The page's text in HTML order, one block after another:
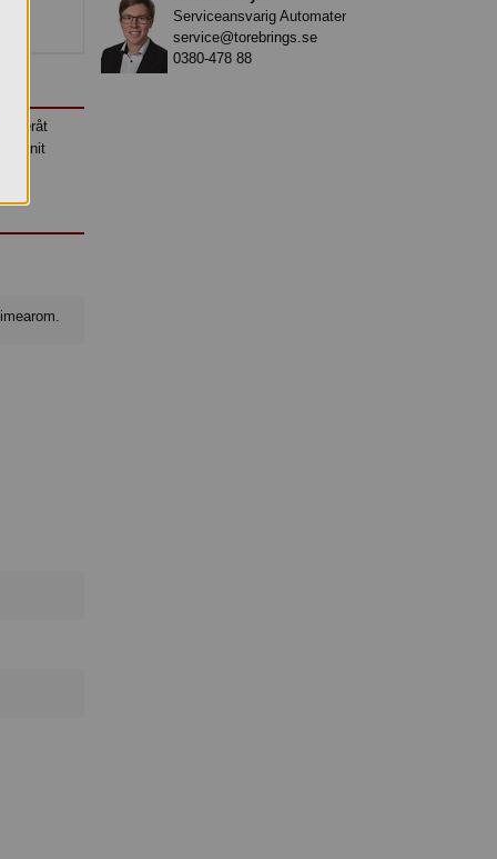
Efteråt
vunnit
Serviceansvarig Automater
service@torebrings.se
0380-478 88